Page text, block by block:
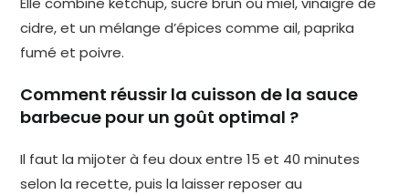
cidre, et un mélange d’épices comme ail, paprika
fumé et poivre.
Comment réussir la cuisson de la sauce
barbecue pour un goût optimal ?
Il faut la mijoter à feu doux entre 15 et 40 minutes
selon la recette, puis la laisser reposer au